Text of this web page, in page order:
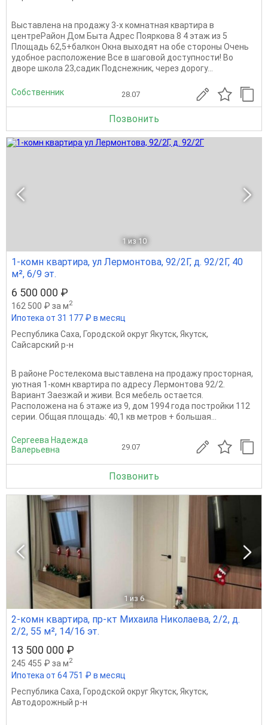
Выставлена на продажу 3-х комнатная квартира в
центреРайон Дом Быта Адрес Пояркова 8 4 этаж из 5
Площадь 62,5+балкон Окна выходят на обе стороны Очень
удобное расположение Все в шаговой доступности! Во
дворе школа 23,садик Подснежник, через дорогу...
Собственник 28.07
Позвонить
1 из 10
1-комн квартира, ул Лермонтова, 92/2Г, д. 92/2Г, 40
м², 6/9 эт.
6 500 000 ₽
162 500 ₽ за м2
Ипотека от 31 177 ₽ в месяц
Республика Саха, Городской округ Якутск, Якутск,
Сайсарский р-н
В районе Ростелекома выставлена на продажу просторная,
уютная 1-комн квартира по адресу Лермонтова 92/2.
Вариант Заезжай и живи. Вся мебель остается.
Расположена на 6 этаже из 9, дом 1994 года постройки 112
серии. Общая площадь: 40,1 кв метров + большая...
Сергеева Надежда
Валерьевна
29.07
Позвонить
1 из 6
2-комн квартира, пр-кт Михаила Николаева, 2/2, д.
2/2, 55 м², 14/16 эт.
13 500 000 ₽
245 455 ₽ за м2
Ипотека от 64 751 ₽ в месяц
Республика Саха, Городской округ Якутск, Якутск,
Автодорожный р-н